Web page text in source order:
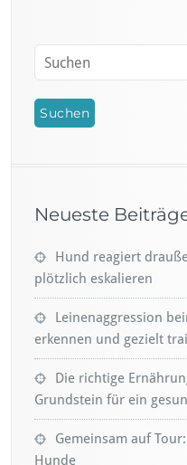
Neueste
Hund reagiert
plötzlich eskalieren
Leinenaggression
erkennen und gezielt
Die richtige
Grundstein für ein
Gemeinsam auf
Hunde